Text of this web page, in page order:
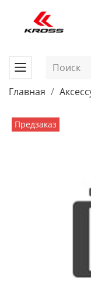
Главная
Предзаказ